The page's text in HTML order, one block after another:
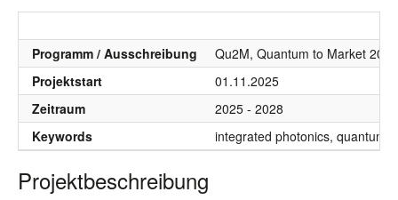
Programm / Ausschreibung
Qu2M, Quantum to Market
Projektstart
01.11.2025
Zeitraum
2025 - 2028
Keywords
integrated photonics, quantum
Projektbeschreibung